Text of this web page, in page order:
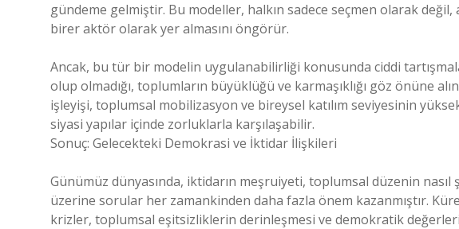
gündeme gelmiştir. Bu modeller, halkın sadece seçmen olarak
birer aktör olarak yer almasını öngörür.
Ancak, bu tür bir modelin uygulanabilirliği konusunda ciddi
olup olmadığı, toplumların büyüklüğü ve karmaşıklığı göz önüne
işleyişi, toplumsal mobilizasyon ve bireysel katılım seviyesinin
siyasi yapılar içinde zorluklarla karşılaşabilir.
Sonuç: Gelecekteki Demokrasi ve İktidar İlişkileri
Günümüz dünyasında, iktidarın meşruiyeti, toplumsal düzenin
üzerine sorular her zamankinden daha fazla önem kazanmıştır.
krizler, toplumsal eşitsizliklerin derinleşmesi ve demokratik